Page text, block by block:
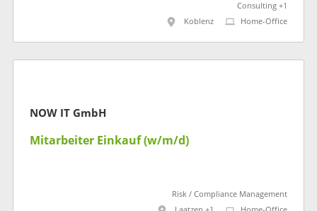
Consulting +1
Koblenz
Home-Office
NOW IT GmbH
Mitarbeiter Einkauf (w/m/d)
Risk / Compliance Management